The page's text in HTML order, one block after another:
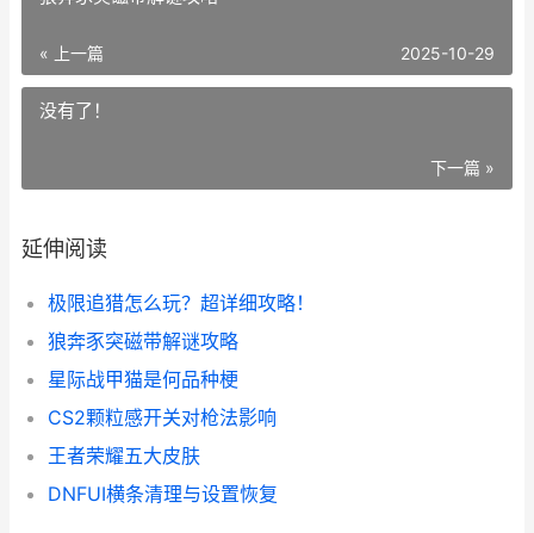
« 上一篇 2025-10-29
没有了！
下一篇 »
延伸阅读
极限追猎怎么玩？超详细攻略！
狼奔豕突磁带解谜攻略
星际战甲猫是何品种梗
CS2颗粒感开关对枪法影响
王者荣耀五大皮肤
DNFUI横条清理与设置恢复